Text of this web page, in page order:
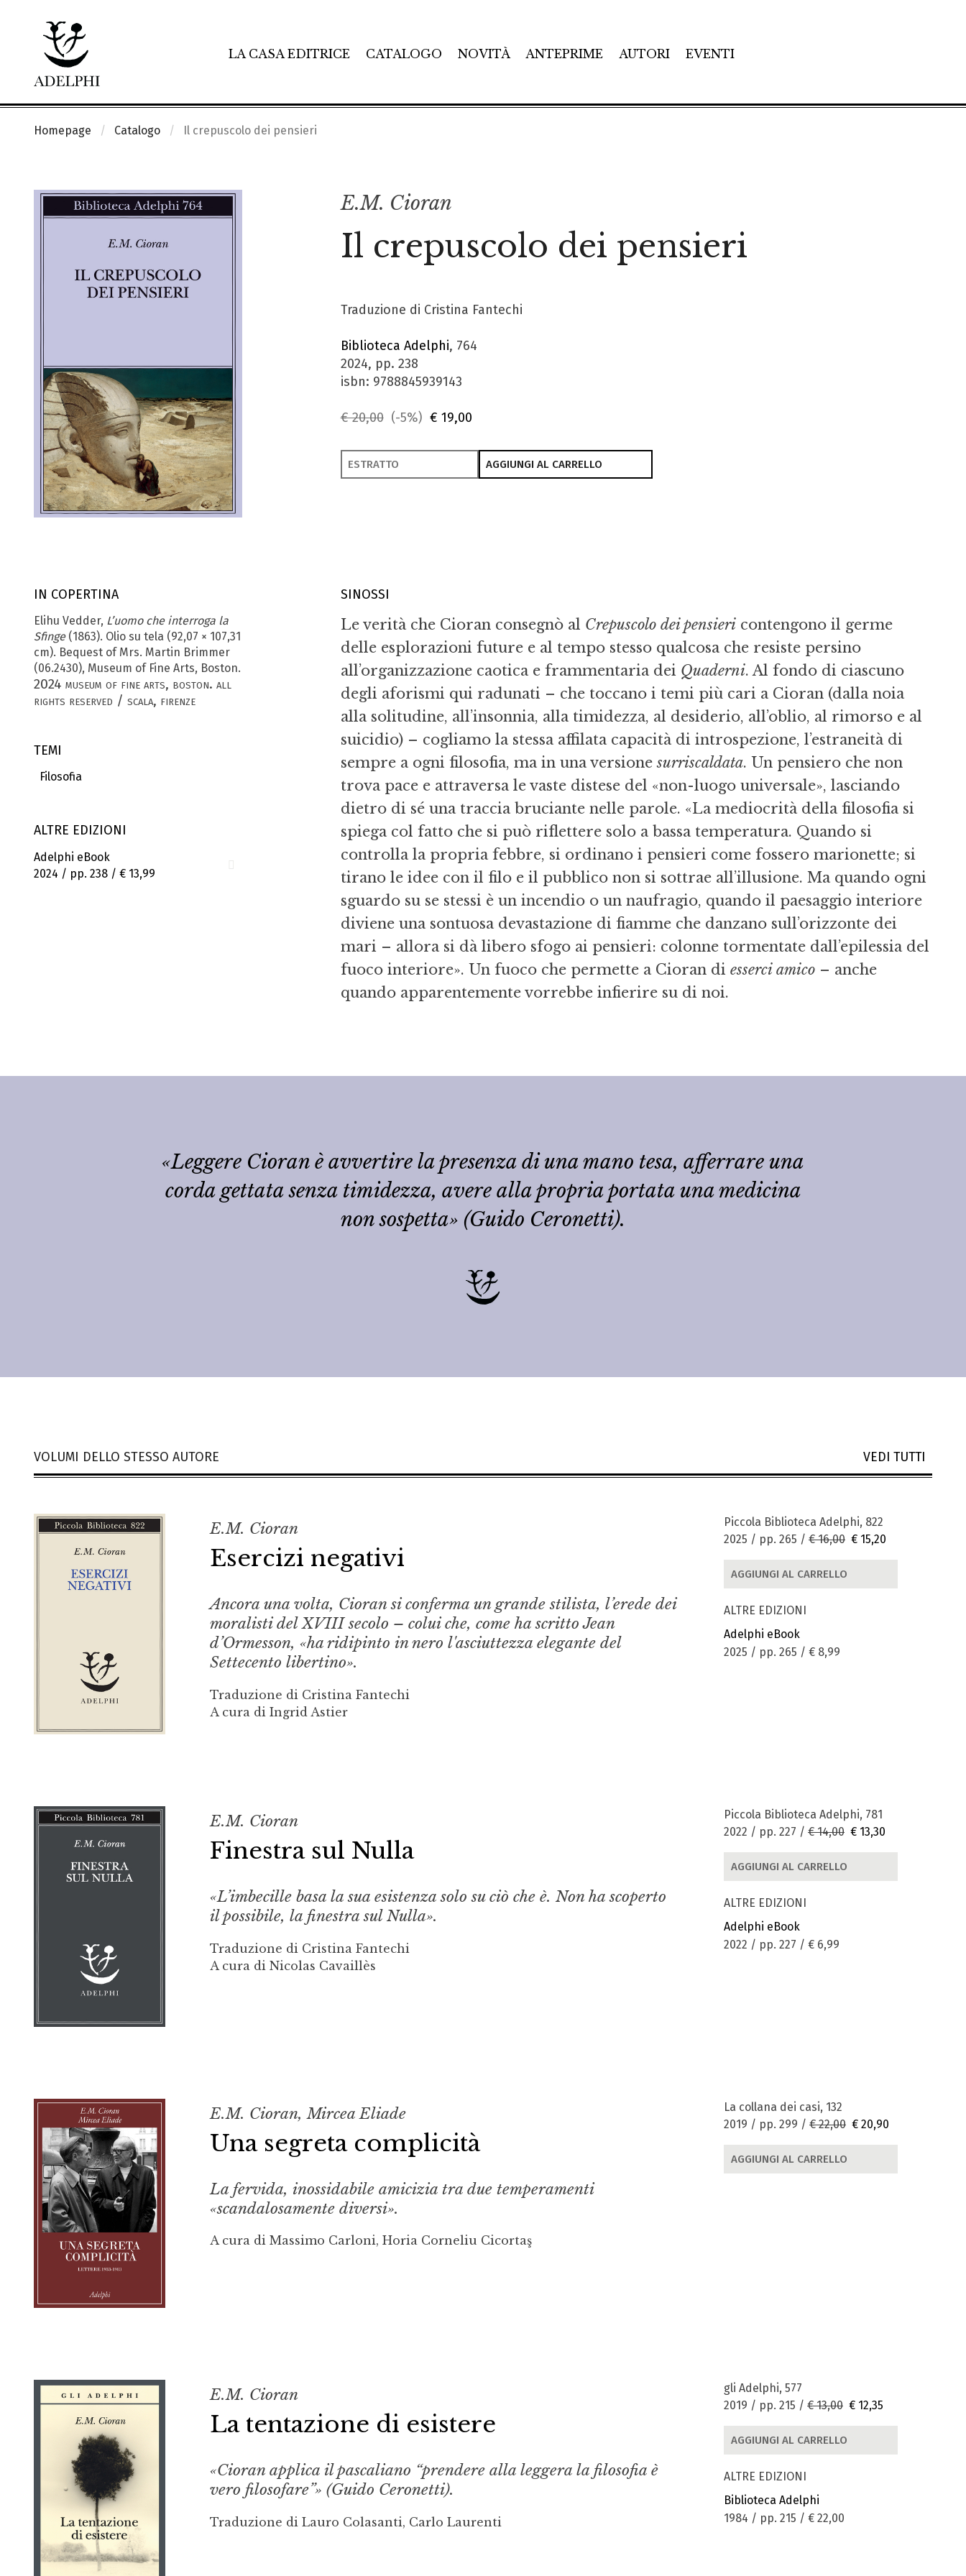
LA CASA EDITRICE CATALOGO NOVITÀ ANTEPRIME AUTORI EVENTI
Homepage Catalogo Il crepuscolo dei pensieri
E.M. Cioran
Il crepuscolo dei pensieri
Traduzione di Cristina Fantechi
Biblioteca Adelphi, 764
2024, pp. 238
isbn: 9788845939143
€ 20,00 (-5%) € 19,00
ESTRATTO AGGIUNGI AL CARRELLO
IN COPERTINA
Elihu Vedder, L’uomo che interroga la
Sfinge(1863). Olio su tela (92,07 × 107,31
cm). Bequest of Mrs. Martin Brimmer
(06.2430), Museum of Fine Arts, Boston.
2024 museum of fine arts, boston. all
rights reserved / scala, firenze
TEMI
Filosofia
ALTRE EDIZIONI
Adelphi eBook
2024 / pp. 238 / € 13,99
SINOSSI
Le verità che Cioran consegnò al Crepuscolo dei pensiericontengono il germe
delle esplorazioni future e al tempo stesso qualcosa che resiste persino
all’organizzazione caotica e frammentaria dei Quaderni. Al fondo di ciascuno
degli aforismi qui radunati – che toccano i temi più cari a Cioran (dalla noia
alla solitudine, all’insonnia, alla timidezza, al desiderio, all’oblio, al rimorso e al
suicidio) – cogliamo la stessa affilata capacità di introspezione, l’estraneità di
sempre a ogni filosofia, ma in una versionesurriscaldata. Un pensiero che non
trova pace e attraversa le vaste distese del «non-luogo universale», lasciando
dietro di sé una traccia bruciante nelle parole. «La mediocrità della filosofia si
spiega col fatto che si può riflettere solo a bassa temperatura. Quando si
controlla la propria febbre, si ordinano i pensieri come fossero marionette; si
tirano le idee con il filo e il pubblico non si sottrae all’illusione. Ma quando ogni
sguardo su se stessi è un incendio o un naufragio, quando il paesaggio interiore
diviene una sontuosa devastazione di fiamme che danzano sull’orizzonte dei
mari – allora si dà libero sfogo ai pensieri: colonne tormentate dall’epilessia del
fuoco interiore». Un fuoco che permette a Cioran di esserci amico– anche
quando apparentemente vorrebbe infierire su di noi.
«Leggere Cioran è avvertire la presenza di una mano tesa, afferrare una
corda gettata senza timidezza, avere alla propria portata una medicina
non sospetta» (Guido Ceronetti).
VOLUMI DELLO STESSO AUTORE VEDI TUTTI
E.M. Cioran
Esercizi negativi
Ancora una volta, Cioran si conferma un grande stilista, l’erede dei
moralisti del XVIII secolo – colui che, come ha scritto Jean
d’Ormesson, «ha ridipinto in nero l'asciuttezza elegante del
Settecento libertino».
Traduzione di Cristina Fantechi
A cura di Ingrid Astier
Piccola Biblioteca Adelphi, 822
2025 / pp. 265 / € 16,00 € 15,20
AGGIUNGI AL CARRELLO
ALTRE EDIZIONI
Adelphi eBook
2025 / pp. 265 / € 8,99
E.M. Cioran
Finestra sul Nulla
«L’imbecille basa la sua esistenza solo su ciò cheè. Non ha scoperto
il possibile, la finestra sul Nulla».
Traduzione di Cristina Fantechi
A cura di Nicolas Cavaillès
Piccola Biblioteca Adelphi, 781
2022 / pp. 227 / € 14,00 € 13,30
AGGIUNGI AL CARRELLO
ALTRE EDIZIONI
Adelphi eBook
2022 / pp. 227 / € 6,99
E.M. Cioran, Mircea Eliade
Una segreta complicità
La fervida, inossidabile amicizia tra due temperamenti
«scandalosamente diver­si».
A cura di Massimo Carloni, Horia Corneliu Cicortaş
La collana dei casi, 132
2019 / pp. 299 / € 22,00 € 20,90
AGGIUNGI AL CARRELLO
E.M. Cioran
La tentazione di esistere
«Cioran applica il pascaliano “prendere alla leggera la filosofia è
vero filosofare”» (Guido Ceronetti).
Traduzione di Lauro Colasanti, Carlo Laurenti
gli Adelphi, 577
2019 / pp. 215 / € 13,00 € 12,35
AGGIUNGI AL CARRELLO
ALTRE EDIZIONI
Biblioteca Adelphi
1984 / pp. 215 / € 22,00